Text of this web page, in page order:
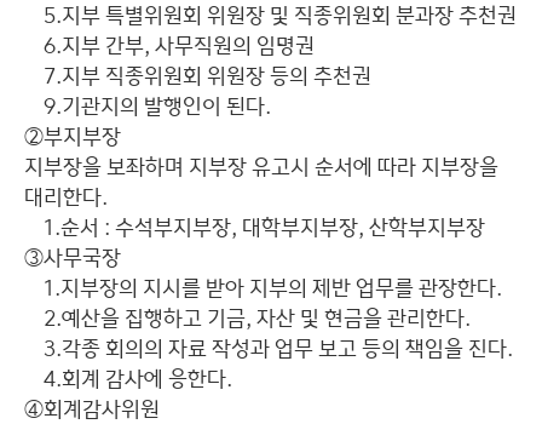
5.지부 특별위원회 위원장 및 직종위원회 분과장 추천권
6.지부 간부, 사무직원의 임명권
7.지부 직종위원회 위원장 등의 추천권
9.기관지의 발행인이 된다.
②부지부장
지부장을 보좌하며 지부장 유고시 순서에 따라 지부장을
대리한다.
1.순서 : 수석부지부장, 대학부지부장, 산학부지부장
③사무국장
1.지부장의 지시를 받아 지부의 제반 업무를 관장한다.
2.예산을 집행하고 기금, 자산 및 현금을 관리한다.
3.각종 회의의 자료 작성과 업무 보고 등의 책임을 진다.
4.회계 감사에 응한다.
④회계감사위원